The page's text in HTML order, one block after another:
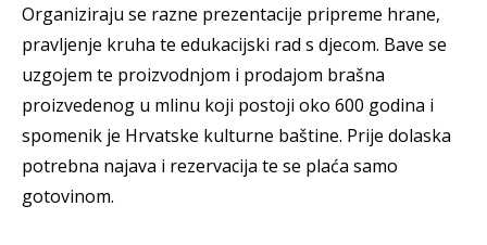
Organiziraju se razne prezentacije pripreme hrane,
pravljenje kruha te edukacijski rad s djecom. Bave se
uzgojem te proizvodnjom i prodajom brašna
proizvedenog u mlinu koji postoji oko 600 godina i
spomenik je Hrvatske kulturne baštine. Prije dolaska
potrebna najava i rezervacija te se plaća samo
gotovinom.